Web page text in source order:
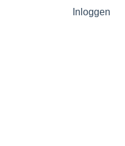
vertalingen Inloggen